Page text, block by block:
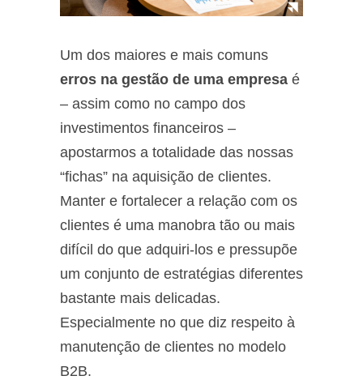
Um dos maiores e mais comuns
erros na gestão de uma empresa é
– assim como no campo dos
investimentos financeiros –
apostarmos a totalidade das nossas
“fichas” na aquisição de clientes.
Manter e fortalecer a relação com os
clientes é uma manobra tão ou mais
difícil do que adquiri-los e pressupõe
um conjunto de estratégias diferentes
bastante mais delicadas.
Especialmente no que diz respeito à
manutenção de clientes no modelo
B2B.